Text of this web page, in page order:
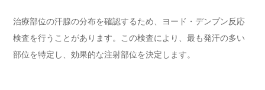
治療部位の汗腺の分布を確認するため、ヨード・デンプン反応
検査を行うことがあります。この検査により、最も発汗の多い
部位を特定し、効果的な注射部位を決定します。